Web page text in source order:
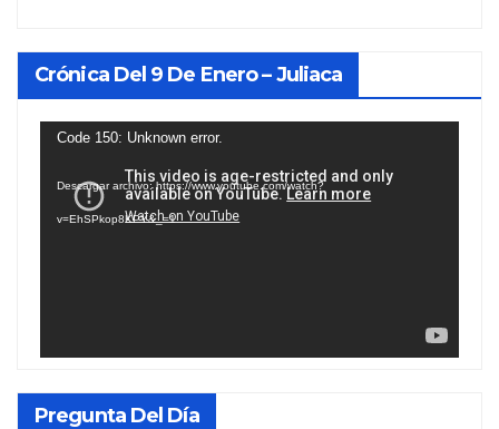
Crónica Del 9 De Enero – Juliaca
Reproductor
vídeo
Code 150: Unknown error.
Descargar archivo: https://www.youtube.com/watch?
v=EhSPkop8KPY&_=1
Pregunta Del Día